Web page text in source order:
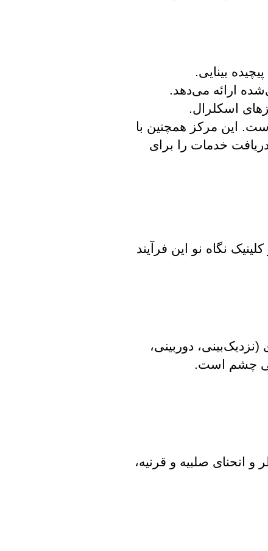
بینایی.
ارائه می‌دهد.
اسکلرال.
است. این مرکز همچنین با
دریافت خدمات را برای
نگاه نو این فرآیند
دوربینی،
چشم است.
انحنای صلبیه و قرنیه،